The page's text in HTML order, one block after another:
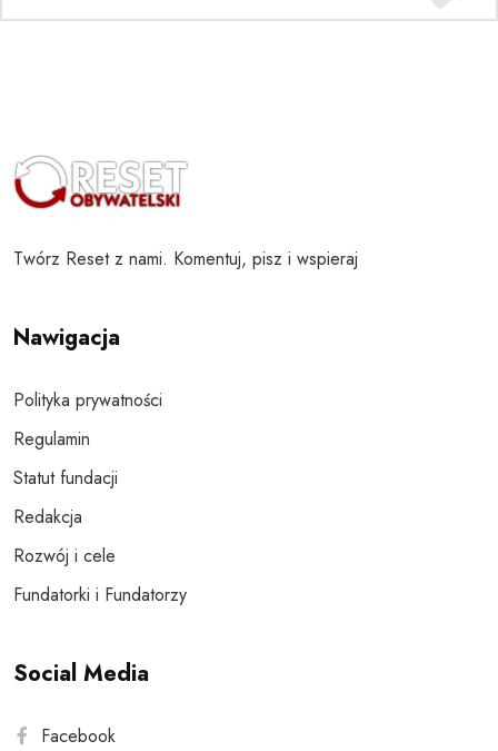
Twórz Reset z nami. Komentuj, pisz i wspieraj
Nawigacja
Polityka prywatności
Regulamin
Statut fundacji
Redakcja
Rozwój i cele
Fundatorki i Fundatorzy
Social Media
Facebook